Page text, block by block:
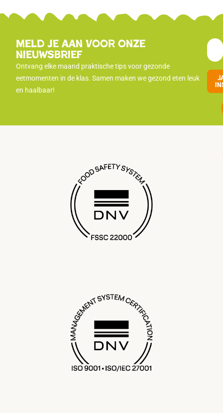
Meld je aan voor onze
nieuwsbrief
Ontvang elke maand praktische tips voor gezonde
eetmomenten in de klas. Samen maken we gezond eten leuk
en haalbaar!